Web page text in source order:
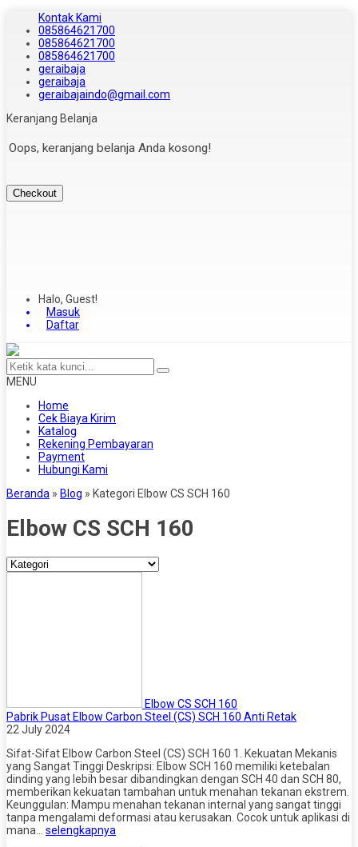
Kontak Kami
085864621700
085864621700
085864621700
geraibaja
geraibaja
geraibajaindo@gmail.com
Keranjang Belanja
Oops, keranjang belanja Anda kosong!
Checkout
Halo, Guest!
Masuk
Daftar
MENU
Home
Cek Biaya Kirim
Katalog
Rekening Pembayaran
Payment
Hubungi Kami
Beranda » Blog » Kategori Elbow CS SCH 160
Elbow CS SCH 160
Elbow CS SCH 160
Pabrik Pusat Elbow Carbon Steel (CS) SCH 160 Anti Retak
22 July 2024
Sifat-Sifat Elbow Carbon Steel (CS) SCH 160 1. Kekuatan Mekanis
yang Sangat Tinggi Deskripsi: Elbow SCH 160 memiliki ketebalan
dinding yang lebih besar dibandingkan dengan SCH 40 dan SCH 80,
memberikan kekuatan tambahan untuk menahan tekanan ekstrem.
Keunggulan: Mampu menahan tekanan internal yang sangat tinggi
tanpa mengalami deformasi atau kerusakan. Cocok untuk aplikasi di
mana… selengkapnya